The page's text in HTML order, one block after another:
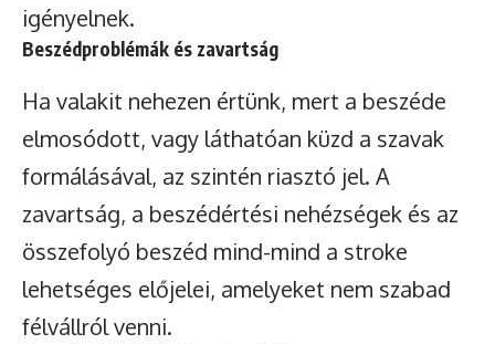
igényelnek.
Beszédproblémák és zavartság
Ha valakit nehezen értünk, mert a beszéde
elmosódott, vagy láthatóan küzd a szavak
formálásával, az szintén riasztó jel. A
zavartság, a beszédértési nehézségek és az
összefolyó beszéd mind-mind a stroke
lehetséges előjelei, amelyeket nem szabad
félvállról venni.